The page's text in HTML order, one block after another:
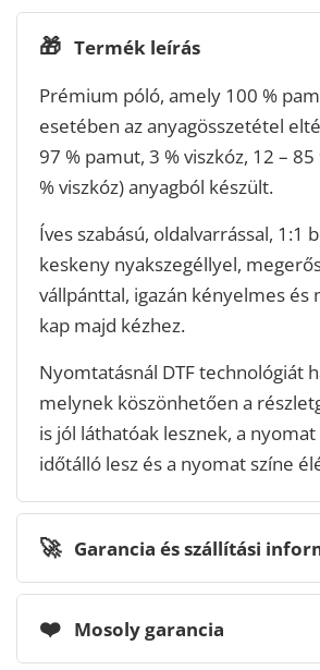
🎁 Termék leírás
Prémium póló, amely 100 %
esetében az anyagösszetétel
97 % pamut, 3 % viszkóz, 12 –
% viszkóz) anyagból készült.
Íves szabású, oldalvarrással, 1:1
keskeny nyakszegéllyel,
vállpánttal, igazán kényelmes és
kap majd kézhez.
Nyomtatásnál DTF technológiát
melynek köszönhetően a
is jól láthatóak lesznek, a
időtálló lesz és a nyomat színe
🚀 Garancia és szállítási
❤️ Mosoly garancia